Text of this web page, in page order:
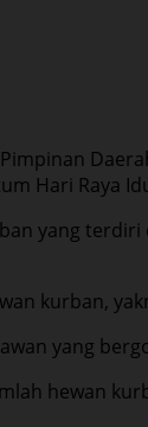
Hari Raya
yang
kurban,
yang
hewan